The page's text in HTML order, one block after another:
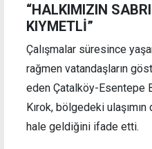
“HALKIMIZIN
KIYMETLİ”
Çalışmalar süresince
rağmen vatandaşların
eden Çatalköy-Esentepe
Kırok, bölgedeki
hale geldiğini ifade etti.